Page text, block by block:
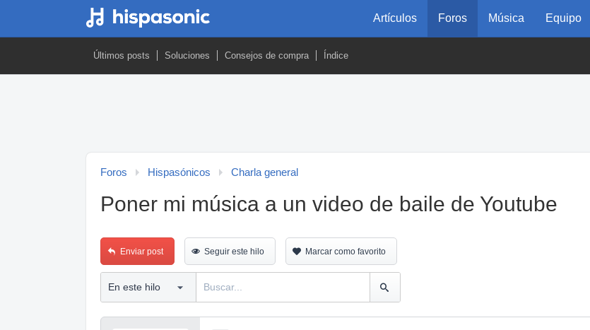
Artículos Foros Música Equipo
Últimos posts Soluciones Consejos de compra Índice
Foros Hispasónicos Charla general
Poner mi música a un video de baile de Youtube
Enviar post Seguir este hilo Marcar como favorito